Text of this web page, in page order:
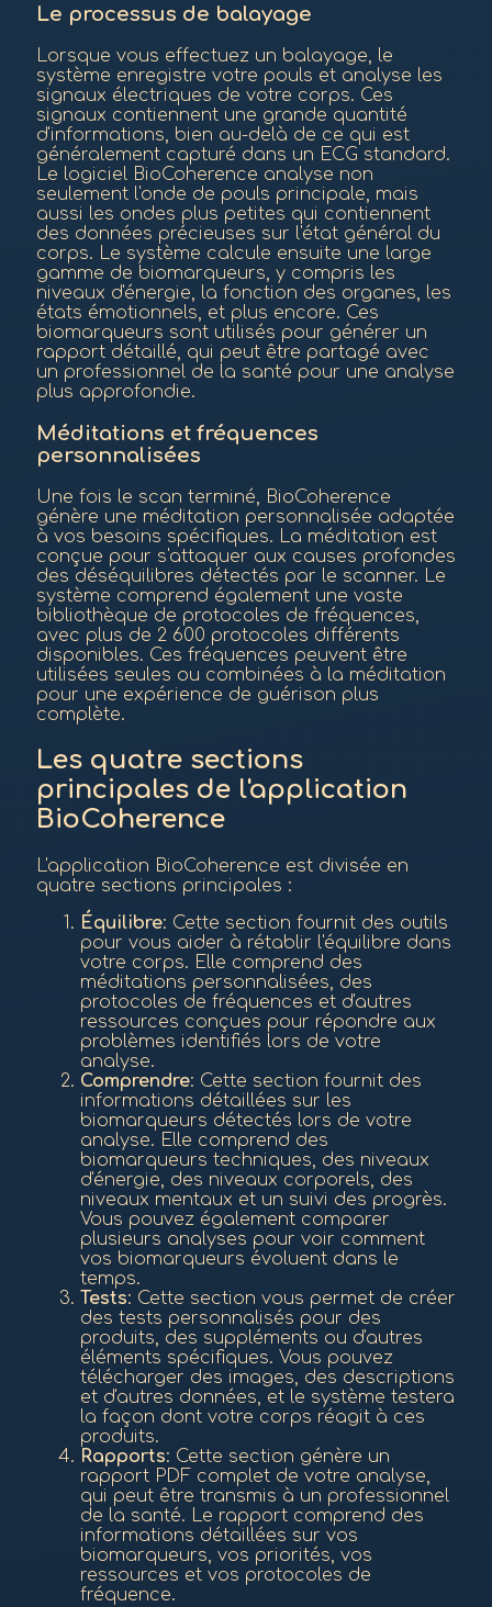
Le processus de balayage
Lorsque vous effectuez un balayage, le
système enregistre votre pouls et analyse les
signaux électriques de votre corps. Ces
signaux contiennent une grande quantité
d'informations, bien au-delà de ce qui est
généralement capturé dans un ECG standard.
Le logiciel BioCoherence analyse non
seulement l'onde de pouls principale, mais
aussi les ondes plus petites qui contiennent
des données précieuses sur l'état général du
corps. Le système calcule ensuite une large
gamme de biomarqueurs, y compris les
niveaux d'énergie, la fonction des organes, les
états émotionnels, et plus encore. Ces
biomarqueurs sont utilisés pour générer un
rapport détaillé, qui peut être partagé avec
un professionnel de la santé pour une analyse
plus approfondie.
Méditations et fréquences
personnalisées
Une fois le scan terminé, BioCoherence
génère une méditation personnalisée adaptée
à vos besoins spécifiques. La méditation est
conçue pour s'attaquer aux causes profondes
des déséquilibres détectés par le scanner. Le
système comprend également une vaste
bibliothèque de protocoles de fréquences,
avec plus de 2 600 protocoles différents
disponibles. Ces fréquences peuvent être
utilisées seules ou combinées à la méditation
pour une expérience de guérison plus
complète.
Les quatre sections
principales de l'application
BioCoherence
L'application BioCoherence est divisée en
quatre sections principales :
Équilibre: Cette section fournit des outils
pour vous aider à rétablir l'équilibre dans
votre corps. Elle comprend des
méditations personnalisées, des
protocoles de fréquences et d'autres
ressources conçues pour répondre aux
problèmes identifiés lors de votre
analyse.
Comprendre: Cette section fournit des
informations détaillées sur les
biomarqueurs détectés lors de votre
analyse. Elle comprend des
biomarqueurs techniques, des niveaux
d'énergie, des niveaux corporels, des
niveaux mentaux et un suivi des progrès.
Vous pouvez également comparer
plusieurs analyses pour voir comment
vos biomarqueurs évoluent dans le
temps.
Tests: Cette section vous permet de créer
des tests personnalisés pour des
produits, des suppléments ou d'autres
éléments spécifiques. Vous pouvez
télécharger des images, des descriptions
et d'autres données, et le système testera
la façon dont votre corps réagit à ces
produits.
Rapports: Cette section génère un
rapport PDF complet de votre analyse,
qui peut être transmis à un professionnel
de la santé. Le rapport comprend des
informations détaillées sur vos
biomarqueurs, vos priorités, vos
ressources et vos protocoles de
fréquence.